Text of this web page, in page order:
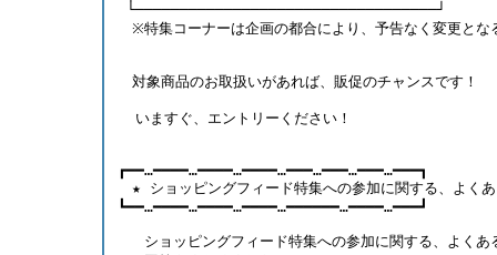
└──────────────────────────────────┘
※特集コーナーは企画の都合により、予告なく変更とな
対象商品のお取扱いがあれば、販促
  いますぐ、エントリーください！
┏━━…━━━━…━━━━…━━━━…━━━…━━━…━━━…━━━┓
★ ショッピングフィード特集への参加に関する、よく
┗━━…━━━━…━━━━…━━━━…━━━━━━…━━━━…━━━┛
ショッピングフィード特集への参加に関する、よくあ